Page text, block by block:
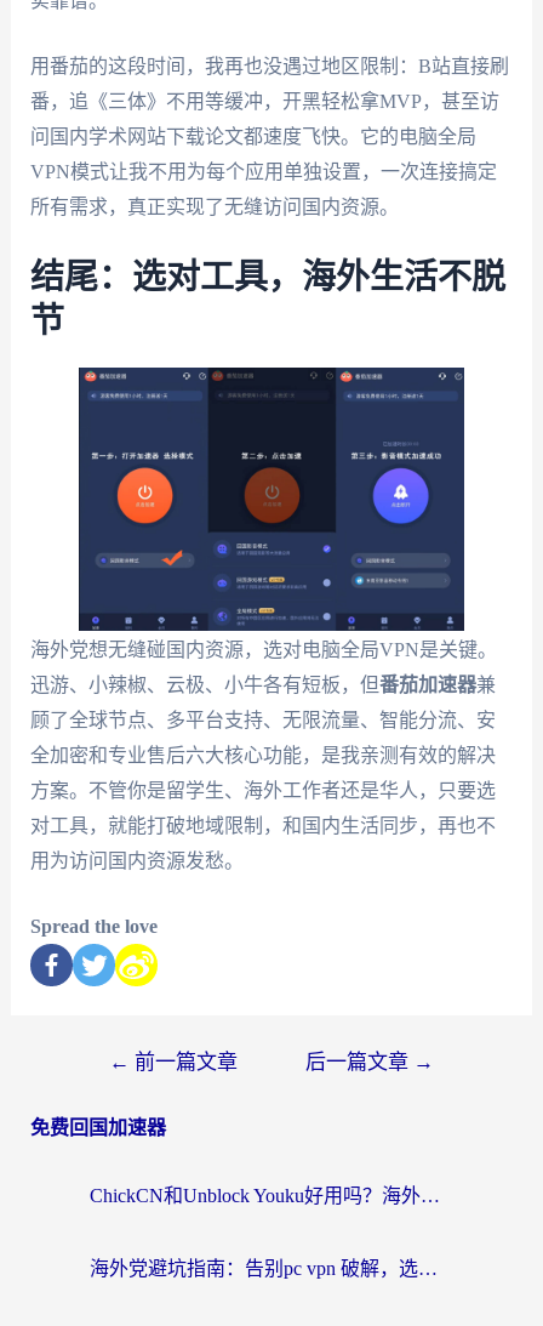
用番茄的这段时间，我再也没遇过地区限制：B站直接刷
番，追《三体》不用等缓冲，开黑轻松拿MVP，甚至访
问国内学术网站下载论文都速度飞快。它的电脑全局
VPN模式让我不用为每个应用单独设置，一次连接搞定
所有需求，真正实现了无缝访问国内资源。
结尾：选对工具，海外生活不脱
节
海外党想无缝碰国内资源，选对电脑全局VPN是关键。
迅游、小辣椒、云极、小牛各有短板，但番茄加速器兼
顾了全球节点、多平台支持、无限流量、智能分流、安
全加密和专业售后六大核心功能，是我亲测有效的解决
方案。不管你是留学生、海外工作者还是华人，只要选
对工具，就能打破地域限制，和国内生活同步，再也不
用为访问国内资源发愁。
Spread the love
← 前一篇文章 后一篇文章 →
免费回国加速器
ChickCN和Unblock Youku好用吗？海外党亲测3款回国加速器，附iOS免费选择指南
海外党避坑指南：告别pc vpn 破解，选对回国加速器轻松访问国内资源